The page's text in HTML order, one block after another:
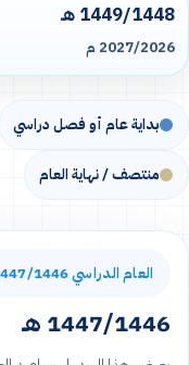
1449/1448 هـ
2027/2026 م
بداية عام أو فصل دراسي
منتصف / نهاية العام
العام الدراسي 1447/1446 هـ
1447/1446 هـ